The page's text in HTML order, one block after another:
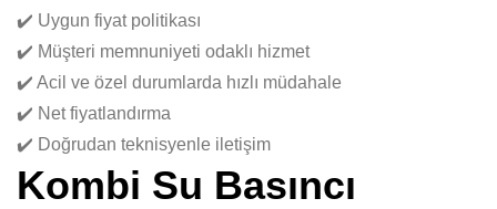
✔️ Uygun fiyat politikası
✔️ Müşteri memnuniyeti odaklı hizmet
✔️ Acil ve özel durumlarda hızlı müdahale
✔️ Net fiyatlandırma
✔️ Doğrudan teknisyenle iletişim
Kombi Su Basıncı